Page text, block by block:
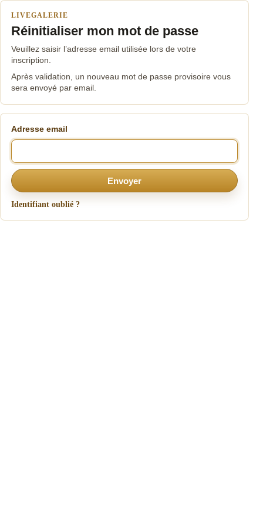
LIVEGALERIE
Réinitialiser mon mot de passe
Veuillez saisir l’adresse email utilisée lors de votre
inscription.
Après validation, un nouveau mot de passe provisoire vous
sera envoyé par email.
Adresse email
Envoyer
Identifiant oublié ?